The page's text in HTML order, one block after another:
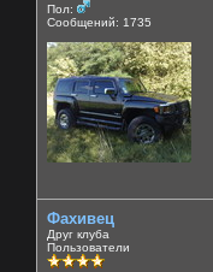
Пол:
Сообщений: 1735
Фахивец
Друг клуба
Пользователи